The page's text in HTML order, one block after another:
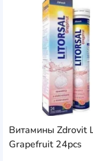
Витамины Zdrovit
Grapefruit 24pcs